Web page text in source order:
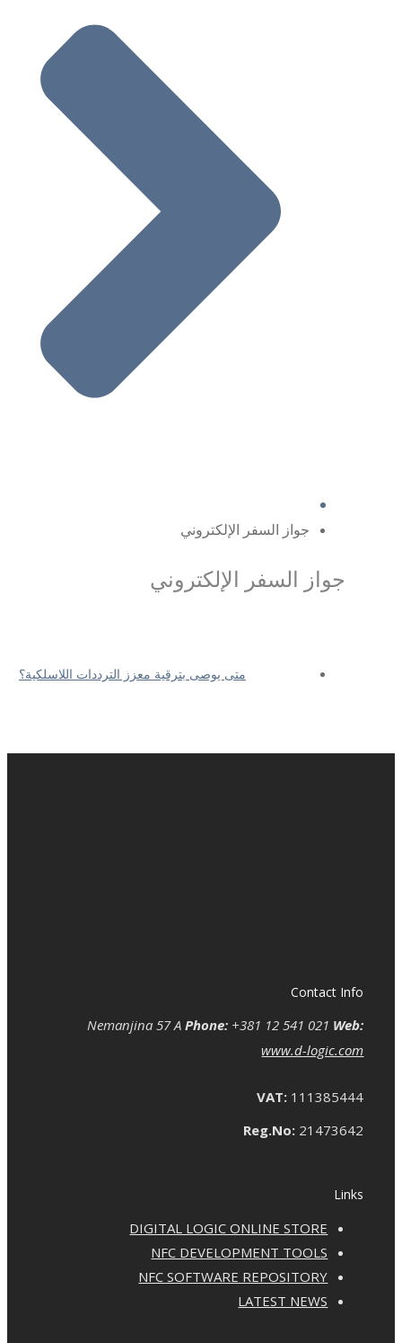
جواز السفر الإلكتروني
جواز السفر الإلكتروني
متى يوصى بترقية معزز الترددات اللاسلكية؟
Contact Info
Nemanjina 57 A Phone: +381 12 541 021
www.d-logic.com
VAT:111385444
Reg.No:21473642
DIGITAL LOGIC ONLINE STORE
NFC DEVELOPMENT TOOLS
NFC SOFTWARE REPOSITORY
LATEST NEWS